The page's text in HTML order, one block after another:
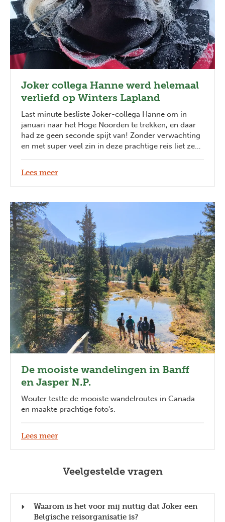
Joker collega Hanne werd helemaal
verliefd op Winters Lapland
Last minute besliste Joker-collega Hanne om in
januari naar het Hoge Noorden te trekken, en daar
had ze geen seconde spijt van! Zonder verwachting
en met super veel zin in deze prachtige reis liet ze
alleen maar wauw-momenten tijdens de unieke
Lees meer
De mooiste wandelingen in Banff
en Jasper N.P.
Wouter testte de mooiste wandelroutes in Canada
en maakte prachtige foto's.
Lees meer
Veelgestelde vragen
Waarom is het voor mij nuttig dat Joker een
Belgische reisorganisatie is?